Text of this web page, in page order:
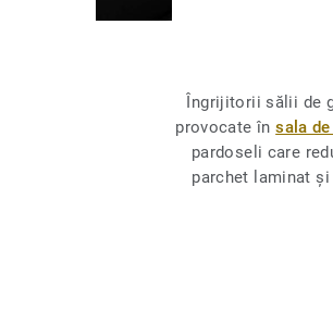
Îngrijitorii sălii de
provocate însala
pardoseli care
parchet laminat